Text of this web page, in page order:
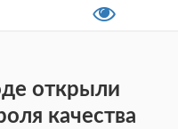
открыли
качества